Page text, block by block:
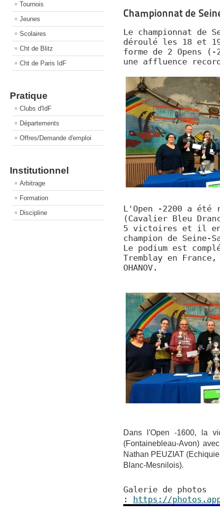
Tournois
Jeunes
Scolaires
Cht de Blitz
Cht de Paris IdF
Pratique
Clubs d'IdF
Départements
Offres/Demande d'emploi
Institutionnel
Arbitrage
Formation
Discipline
Championnat de
Le championnat de
déroulé les 18 et
forme de 2 Opens
une affluence
L'Open -2200 a été
(Cavalier Bleu
5 victoires et il
champion de Seine-
Le podium est
Tremblay en France,
OHANOV.
Dans l'Open -1600, la
(Fontainebleau-Avon)
Nathan PEUZIAT
Blanc-Mesnilois).
Galerie de photos
: https://